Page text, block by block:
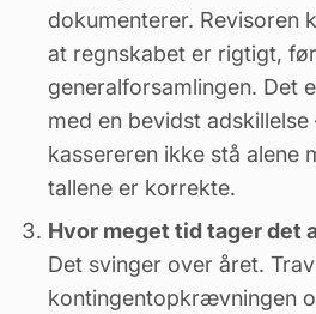
dokumenterer. Revisoren
at regnskabet er rigtigt,
generalforsamlingen. Det
med en bevidst
kassereren ikke stå alene
tallene er korrekte.
Hvor meget tid tager det
Det svinger over året.
kontingentopkrævningen